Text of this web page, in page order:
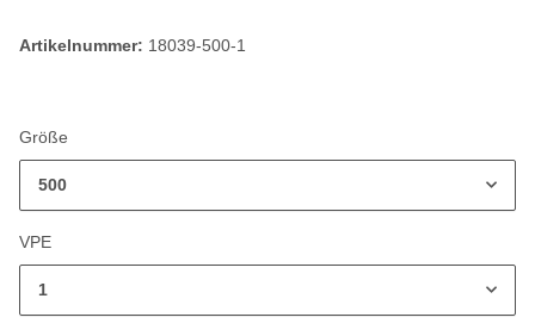
Artikelnummer: 18039-500-1
Größe
500
VPE
1